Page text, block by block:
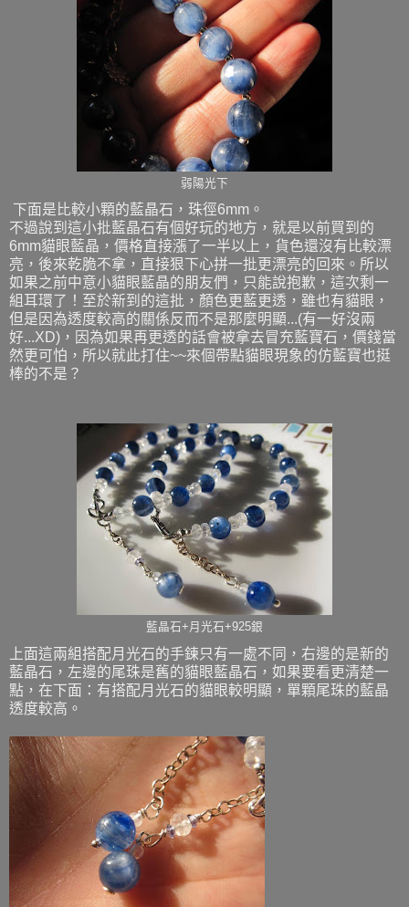
弱陽光下
下面是比較小顆的藍晶石，珠徑6mm。
不過說到這小批藍晶石有個好玩的地方，就是以前買到的
6mm貓眼藍晶，價格直接漲了一半以上，貨色還沒有比較漂
亮，後來乾脆不拿，直接狠下心拼一批更漂亮的回來。所以
如果之前中意小貓眼藍晶的朋友們，只能說抱歉，這次剩一
組耳環了！至於新到的這批，顏色更藍更透，雖也有貓眼，
但是因為透度較高的關係反而不是那麼明顯...(有一好沒兩
好...XD)，因為如果再更透的話會被拿去冒充藍寶石，價錢當
然更可怕，所以就此打住~~來個帶點貓眼現象的仿藍寶也挺
棒的不是？
藍晶石+月光石+925銀
上面這兩組搭配月光石的手鍊只有一處不同，右邊的是新的
藍晶石，左邊的尾珠是舊的貓眼藍晶石，如果要看更清楚一
點，在下面：有搭配月光石的貓眼較明顯，單顆尾珠的藍晶
透度較高。